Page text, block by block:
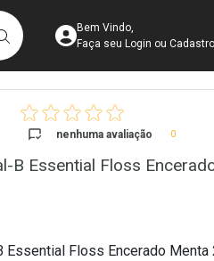
Acesse sua
Bem Vindo,
Faça seu Login ou Cadastro
nenhuma avaliação 0
B Essential Floss
Essential Floss Encerado Menta